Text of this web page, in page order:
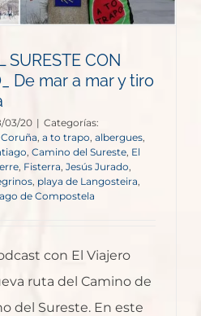
SURESTE CON
De mar a mar y tiro
03/20 | Categorías:
a to trapo albergues
Camino del Sureste El
, Fisterra Jesús Jurado
playa de Langosteira
de Compostela
con El Viajero
ruta del Camino de
del Sureste. En este